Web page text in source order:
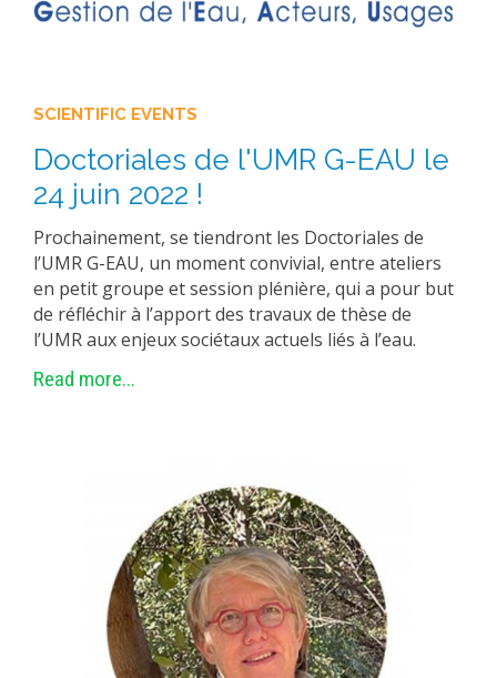
EXPERIMENTAL PLATFORMS
UMR NETWORKS
REGULAR SEMINARS
TRAINING COURSES
MASTER
ENGINEERING
EDUCATION AND TRAINING
DOCTORAL TRAINING
METHODS AND TOOLS
PUBLICATIONS SUR HAL
SCIENTIFIC EVENTS
Doctoriales de l'UMR G-EAU le
24 juin 2022 !
Prochainement, se tiendront les Doctoriales de
l’UMR G-EAU, un moment convivial, entre ateliers
en petit groupe et session plénière, qui a pour but
de réfléchir à l’apport des travaux de thèse de
l’UMR aux enjeux sociétaux actuels liés à l’eau.
Read more...